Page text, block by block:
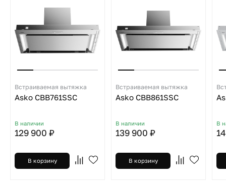
Встраиваемая вытяжка
Asko CBB761SSC
В наличии
129 900 ₽
В корзину
Встраиваемая вытяжка
Asko CBB861SSC
В наличии
139 900 ₽
В корзину
В